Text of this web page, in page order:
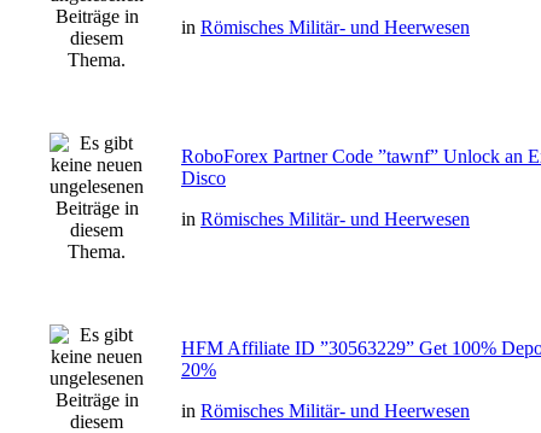
in Römisches Militär- und Heerwesen
RoboForex Partner Code ”tawnf” Unlock an
Disco
in Römisches Militär- und Heerwesen
HFM Affiliate ID ”30563229” Get 100%
20%
in Römisches Militär- und Heerwesen